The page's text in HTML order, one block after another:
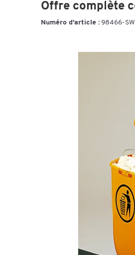
Offre complète
Numéro d'article : 98466-